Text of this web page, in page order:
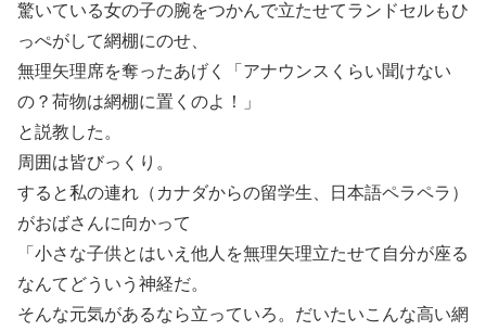
驚いている女の子の腕をつかんで立たせてランドセルもひ
っぺがして網棚にのせ、
無理矢理席を奪ったあげく「アナウンスくらい聞けない
の？荷物は網棚に置くのよ！」
と説教した。
周囲は皆びっくり。
すると私の連れ（カナダからの留学生、日本語ペラペラ）
がおばさんに向かって
「小さな子供とはいえ他人を無理矢理立たせて自分が座る
なんてどういう神経だ。
そんな元気があるなら立っていろ。だいたいこんな高い網